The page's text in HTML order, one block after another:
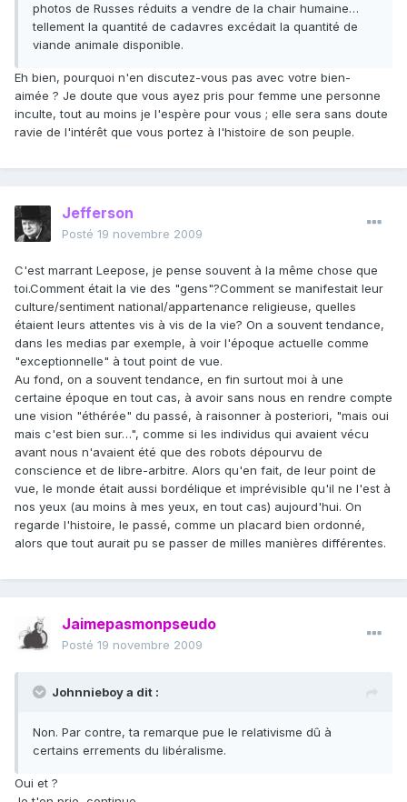
photos de Russes réduits a vendre de la chair humaine…
tellement la quantité de cadavres excédait la quantité de
viande animale disponible.
Eh bien, pourquoi n'en discutez-vous pas avec votre bien-
aimée ? Je doute que vous ayez pris pour femme une personne
inculte, tout au moins je l'espère pour vous ; elle sera sans doute
ravie de l'intérêt que vous portez à l'histoire de son peuple.
Jefferson
Posté 19 novembre 2009
C'est marrant Leepose, je pense souvent à la même chose que
toi.Comment était la vie des "gens"?Comment se manifestait leur
culture/sentiment national/appartenance religieuse, quelles
étaient leurs attentes vis à vis de la vie? On a souvent tendance,
dans les medias par exemple, à voir l'époque actuelle comme
"exceptionnelle" à tout point de vue.
Au fond, on a souvent tendance, en fin surtout moi à une
certaine époque en tout cas, à avoir sans nous en rendre compte
une vision "éthérée" du passé, à raisonner à posteriori, "mais oui
mais c'est bien sur…", comme si les individus qui avaient vécu
avant nous n'avaient été que des robots dépourvu de
conscience et de libre-arbitre. Alors qu'en fait, de leur point de
vue, le monde était aussi bordélique et imprévisible qu'il ne l'est à
nos yeux (au moins à mes yeux, en tout cas) aujourd'hui. On
regarde l'histoire, le passé, comme un placard bien ordonné,
alors que tout aurait pu se passer de milles manières différentes.
Jaimepasmonpseudo
Posté 19 novembre 2009
Johnnieboy a dit :
Non. Par contre, ta remarque pue le relativisme dû à
certains errements du libéralisme.
Oui et ?